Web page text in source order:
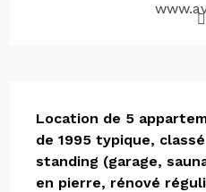
Location de 5
de 1995 typique,
standing (garage,
en pierre, rénové